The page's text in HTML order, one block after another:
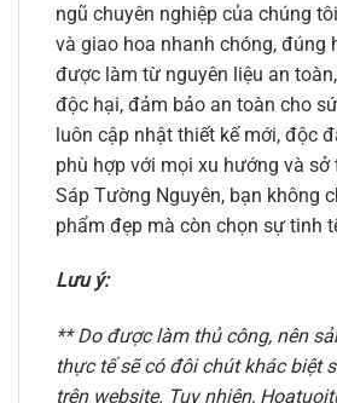
ngũ chuyên nghiệp của chúng
và giao hoa nhanh chóng, đúng
được làm từ nguyên liệu an
độc hại, đảm bảo an toàn cho
luôn cập nhật thiết kế mới, độc
phù hợp với mọi xu hướng và sở
Sáp Tường Nguyên, bạn không
phẩm đẹp mà còn chọn sự tinh
Lưu ý:
** Do được làm thủ công, nên
thực tế sẽ có đôi chút khác biệt
trên website. Tuy nhiên,